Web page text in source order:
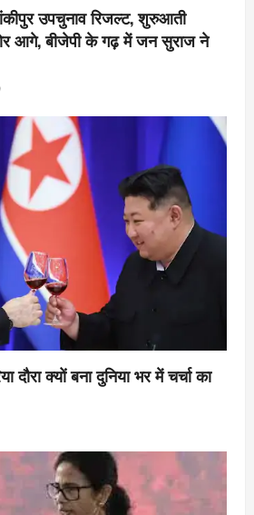
उपचुनाव रिजल्ट, शुरुआती
आगे, बीजेपी के गढ़ में जन सुराज ने
दौरा क्यों बना दुनिया भर में चर्चा का